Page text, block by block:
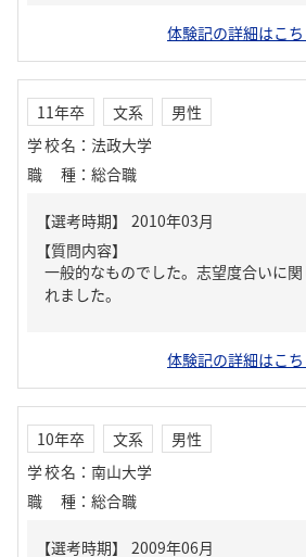
体験記の詳細はこち
11年卒 文系
男性
学校名 ： 法政大学
職種 ： 総合職
【質問内容】
一般的なものでした。志望度合いに
れました。
体験記の詳細はこち
10年卒 文系
男性
学校名 ： 南山大学
職種 ： 総合職